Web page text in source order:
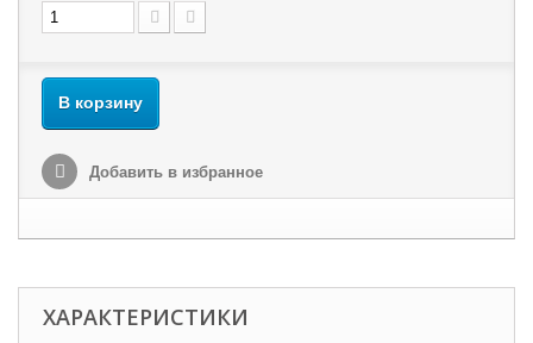
В корзину
Добавить в избранное
ХАРАКТЕРИСТИКИ